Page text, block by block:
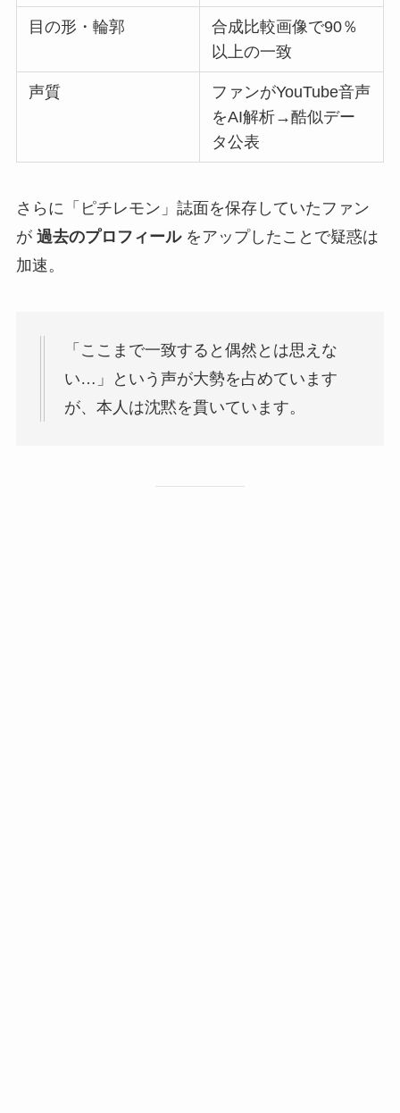
目の形・輪郭
合成比較画像で90％
以上の一致
声質
ファンがYouTube音声
をAI解析→酷似デー
タ公表
さらに「ピチレモン」誌面を保存していたファン
が 過去のプロフィールをアップしたことで疑惑は
加速。
「ここまで一致すると偶然とは思えな
い…」という声が大勢を占めています
が、本人は沈黙を貫いています。